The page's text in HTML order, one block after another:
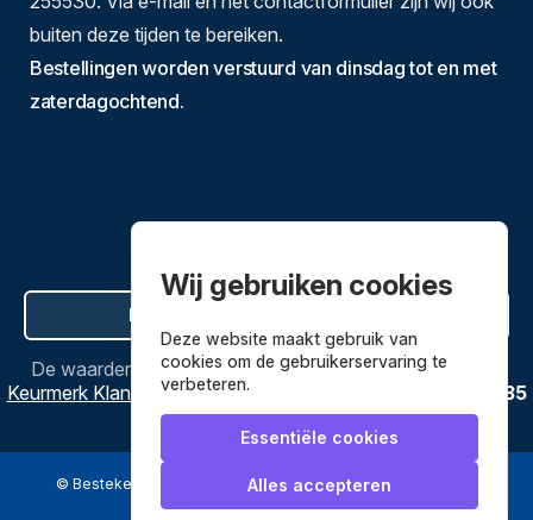
buiten deze tijden te bereiken.
Bestellingen worden verstuurd van dinsdag tot en met
zaterdagochtend.
Hier de overeenkomst ontbinden
De waardering vanBestekenpannen.nlbijWebwinkel
Keurmerk Klantbeoordelingen
3635
reviews.
© Bestekenpannen.nl 2026 een webshop van
Wij gebruiken cookies
Deze website maakt gebruik van
cookies om de gebruikerservaring te
verbeteren.
Essentiële cookies
Alles accepteren